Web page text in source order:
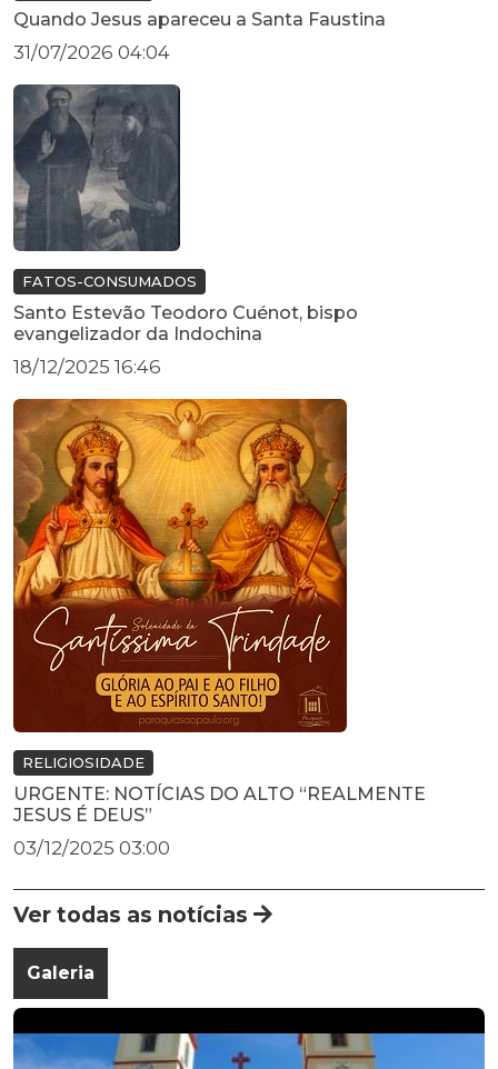
Quando Jesus apareceu a Santa Faustina
31/07/2026 04:04
FATOS-CONSUMADOS
Santo Estevão Teodoro Cuénot, bispo
evangelizador da Indochina
18/12/2025 16:46
RELIGIOSIDADE
URGENTE: NOTÍCIAS DO ALTO “REALMENTE
JESUS É DEUS”
03/12/2025 03:00
Ver todas as notícias
Galeria